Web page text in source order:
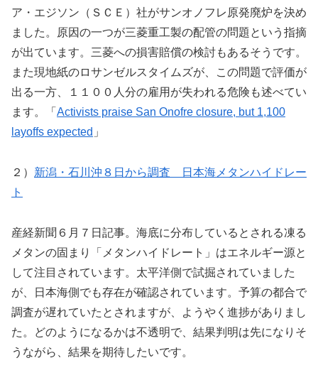
ア・エジソン（ＳＣＥ）社がサンオノフレ原発廃炉を決め
ました。原因の一つが三菱重工製の配管の問題という指摘
が出ています。三菱への損害賠償の検討もあるそうです。
また現地紙のロサンゼルスタイムズが、この問題で評価が
出る一方、１１００人分の雇用が失われる危険も述べてい
ます。「 Activists praise San Onofre closure, but 1,100
layoffs expected 」
２） 新潟・石川沖８日から調査 日本海メタンハイドレー
ト
産経新聞６月７日記事。海底に分布しているとされる凍る
メタンの固まり「メタンハイドレート」はエネルギー源と
して注目されています。太平洋側で試掘されていました
が、日本海側でも存在が確認されています。予算の都合で
調査が遅れていたとされますが、ようやく進捗がありまし
た。どのようになるかは不透明で、結果判明は先になりそ
うながら、結果を期待したいです。